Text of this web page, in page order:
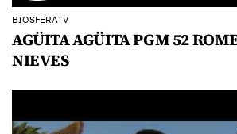
BIOSFERATV
AGÜITA AGÜITA PGM 52
NIEVES